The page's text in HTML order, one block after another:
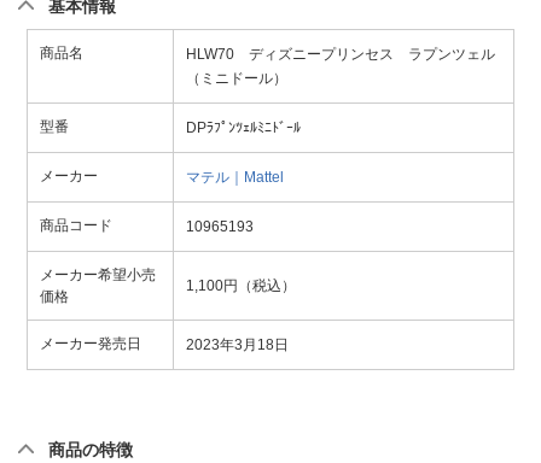
基本情報
商品名
HLW70 ディズニープリンセス ラプンツェル
（ミニドール）
型番 DPﾗﾌﾟﾝﾂｪﾙﾐﾆﾄﾞｰﾙ
メーカー マテル｜Mattel
商品コード 10965193
メーカー希望小売
価格
1,100円（税込）
メーカー発売日 2023年3月18日
商品の特徴